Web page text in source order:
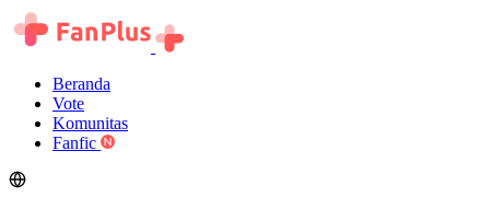
Beranda
Vote
Komunitas
Fanfic